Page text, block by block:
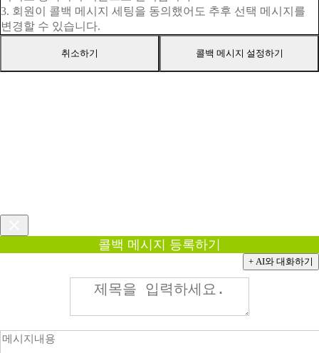
3. 회원이 콜백 메시지 세팅을 동의했어도 추후 선택 메시지를
변경할 수 있습니다.
취소하기 콜백 메시지 설정하기
콜백 메시지 등록하기
+ AI와 대화하기